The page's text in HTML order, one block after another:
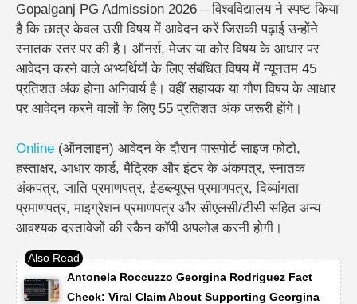
Gopalganj PG Admission 2026 – विश्वविद्यालय ने स्पष्ट किया
है कि छात्र केवल उसी विषय में आवेदन करें जिसकी पढ़ाई उन्होंने
स्नातक स्तर पर की है। ऑनर्स, मेजर या कोर विषय के आधार पर
आवेदन करने वाले अभ्यर्थियों के लिए संबंधित विषय में न्यूनतम 45
प्रतिशत अंक होना अनिवार्य है। वहीं सहायक या गौण विषय के आधार
पर आवेदन करने वालों के लिए 55 प्रतिशत अंक जरूरी होंगे।
Online (ऑनलाइन) आवेदन के दौरान पासपोर्ट साइज फोटो,
हस्ताक्षर, आधार कार्ड, मैट्रिक और इंटर के अंकपत्र, स्नातक
अंकपत्र, जाति प्रमाणपत्र, ईडब्ल्यूएस प्रमाणपत्र, दिव्यांगता
प्रमाणपत्र, माइग्रेशन प्रमाणपत्र और सीएलसी/टीसी सहित अन्य
आवश्यक दस्तावेजों की स्कैन कॉपी अपलोड करनी होगी।
Antonela Roccuzzo Georgina Rodriguez Fact
Check: Viral Claim About Supporting Georgina